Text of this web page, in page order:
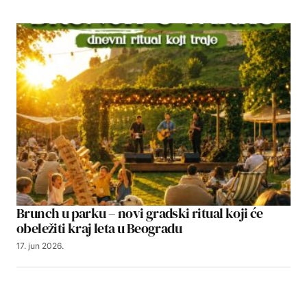
Brunch u parku – novi gradski ritual koji će
obeležiti kraj leta u Beogradu
17. jun 2026.